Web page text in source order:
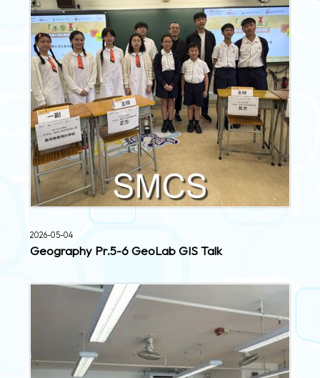
2026-05-04
Geography Pr.5-6 GeoLab GIS Talk